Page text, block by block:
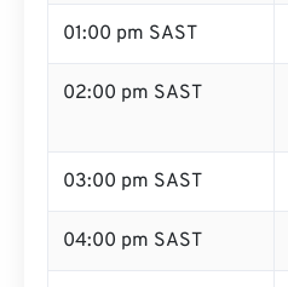
01:00 pm SAST
02:00 pm SAST
03:00 pm SAST
04:00 pm SAST